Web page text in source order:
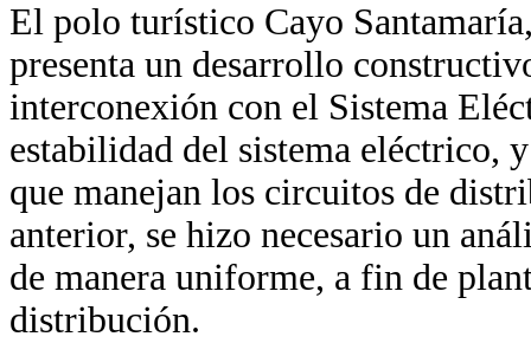
El polo turístico Cayo
presenta un desarrollo
interconexión con el Sistema
estabilidad del sistema eléctrico,
que manejan los circuitos de
anterior, se hizo necesario un
de manera uniforme, a fin de
distribución.